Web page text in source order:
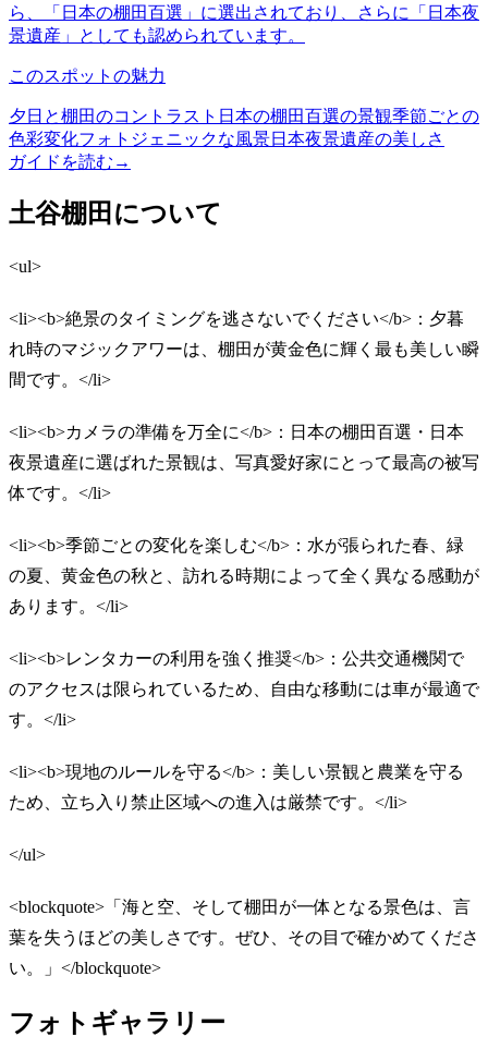
ら、「日本の棚田百選」に選出されており、さらに「日本夜
景遺産」としても認められています。
このスポットの魅力
夕日と棚田のコントラスト 日本の棚田百選の景観季節ごとの
色彩変化フォトジェニックな風景日本夜景遺産の美しさ
ガイドを読む →
土谷棚田について
<ul>
<li><b>絶景のタイミングを逃さないでください</b>：夕暮
れ時のマジックアワーは、棚田が黄金色に輝く最も美しい瞬
間です。</li>
<li><b>カメラの準備を万全に</b>：日本の棚田百選・日本
夜景遺産に選ばれた景観は、写真愛好家にとって最高の被写
体です。</li>
<li><b>季節ごとの変化を楽しむ</b>：水が張られた春、緑
の夏、黄金色の秋と、訪れる時期によって全く異なる感動が
あります。</li>
<li><b>レンタカーの利用を強く推奨</b>：公共交通機関で
のアクセスは限られているため、自由な移動には車が最適で
す。</li>
<li><b>現地のルールを守る</b>：美しい景観と農業を守る
ため、立ち入り禁止区域への進入は厳禁です。</li>
</ul>
<blockquote>「海と空、そして棚田が一体となる景色は、言
葉を失うほどの美しさです。ぜひ、その目で確かめてくださ
い。」</blockquote>
フォトギャラリー